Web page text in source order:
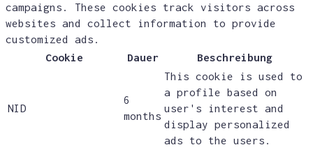
campaigns. These cookies track visitors across
websites and collect information to provide
customized ads.
Cookie
Dauer Beschreibung
NID
6
months
This cookie is used to
a profile based on
user's interest and
display personalized
ads to the users.